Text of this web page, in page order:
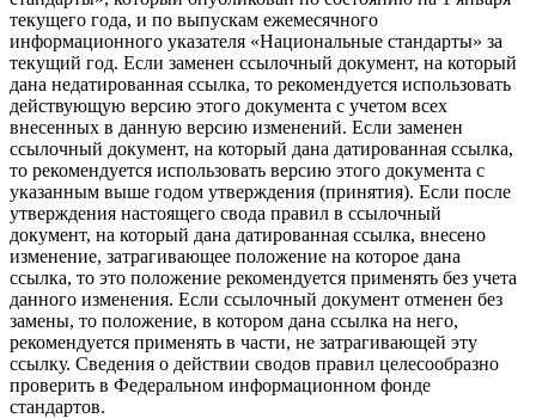
текущего года, и по выпускам ежемесячного
информационного указателя «Национальные стандарты» за
текущий год. Если заменен ссылочный документ, на который
дана недатированная ссылка, то рекомендуется использовать
действующую версию этого документа с учетом всех
внесенных в данную версию изменений. Если заменен
ссылочный документ, на который дана датированная ссылка,
то рекомендуется использовать версию этого документа с
указанным выше годом утверждения (принятия). Если после
утверждения настоящего свода правил в ссылочный
документ, на который дана датированная ссылка, внесено
изменение, затрагивающее положение на которое дана
ссылка, то это положение рекомендуется применять без учета
данного изменения. Если ссылочный документ отменен без
замены, то положение, в котором дана ссылка на него,
рекомендуется применять в части, не затрагивающей эту
ссылку. Сведения о действии сводов правил целесообразно
проверить в Федеральном информационном фонде
стандартов.